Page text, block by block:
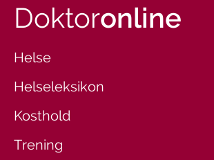
Doktoronline
Helse
Helseleksikon
Kosthold
Trening